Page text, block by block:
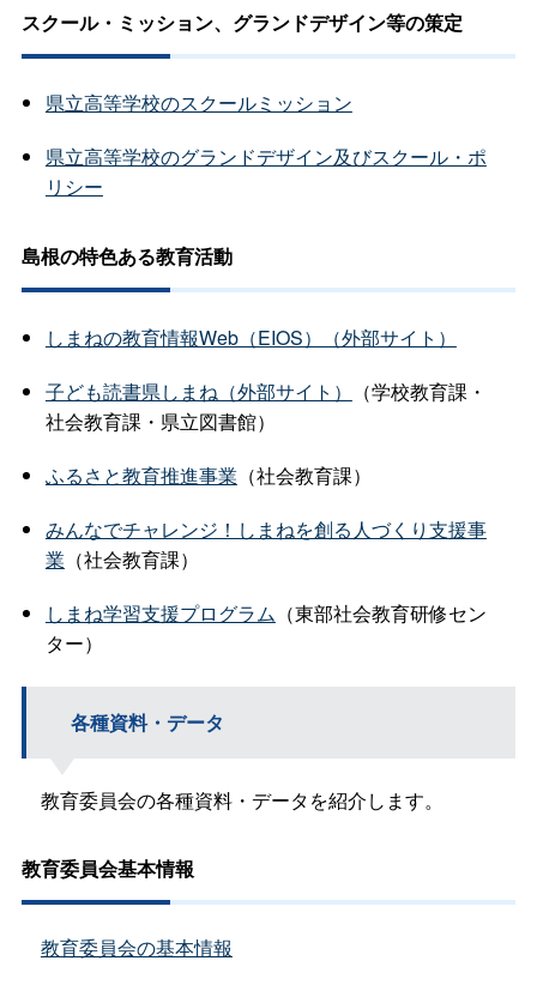
スクール・ミッション、グランドデザイン等の策定
県立高等学校のスクールミッション
県立高等学校のグランドデザイン及びスクール・ポ
リシー
島根の特色ある教育活動
しまねの教育情報Web（EIOS）（外部サイト）
子ども読書県しまね（外部サイト）
（学校教育課・
社会教育課・県立図書館）
ふるさと教育推進事業 （社会教育課）
みんなでチャレンジ！しまねを創る人づくり支援事
業 （社会教育課）
しまね学習支援プログラム （東部社会教育研修セン
ター）
各種資料・データ
教育委員会の各種資料・データを紹介します。
教育委員会基本情報
教育委員会の基本情報